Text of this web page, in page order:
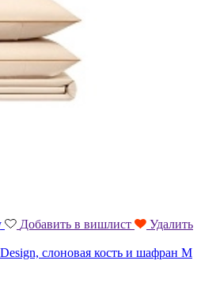
Добавить в вишлист
Удалить
слоновая кость и шафран M